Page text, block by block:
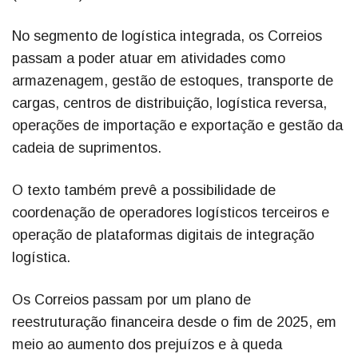
No segmento de logística integrada, os Correios
passam a poder atuar em atividades como
armazenagem, gestão de estoques, transporte de
cargas, centros de distribuição, logística reversa,
operações de importação e exportação e gestão da
cadeia de suprimentos.
O texto também prevê a possibilidade de
coordenação de operadores logísticos terceiros e
operação de plataformas digitais de integração
logística.
Os Correios passam por um plano de
reestruturação financeira desde o fim de 2025, em
meio ao aumento dos prejuízos e à queda